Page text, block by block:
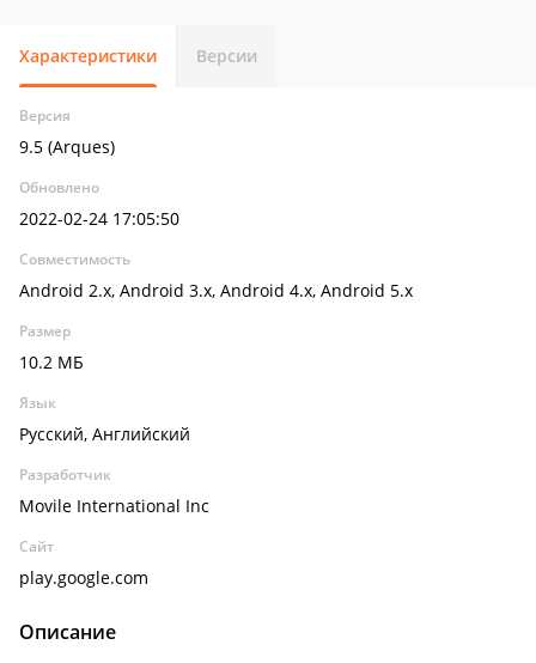
Характеристики Версии
Версия
9.5 (Arques)
Обновлено
2022-02-24 17:05:50
Совместимость
Android 2.x, Android 3.x, Android 4.x, Android 5.x
Размер
10.2 МБ
Язык
Русский, Английский
Разработчик
Movile International Inc
Сайт
play.google.com
Описание